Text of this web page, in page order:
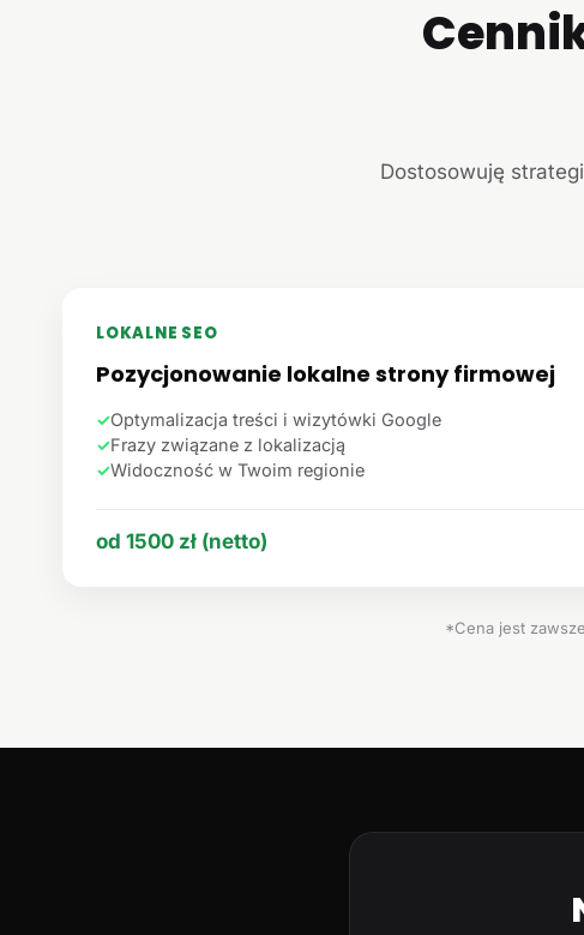
Dostosowuję
LOKALNE SEO
Pozycjonowanie lokalne strony firmowej
✓Optymalizacja treści i wizytówki Google
✓Frazy związane z lokalizacją
✓Widoczność w Twoim regionie
od 1500 zł (netto)
*Cena jest